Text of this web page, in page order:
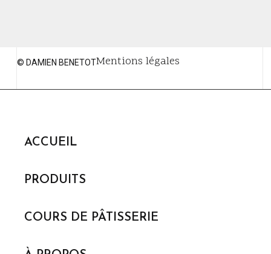
© DAMIEN BENETOTMentions légales
ACCUEIL
PRODUITS
COURS DE PÂTISSERIE